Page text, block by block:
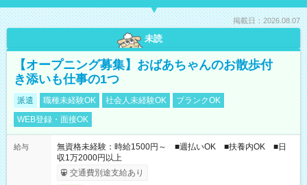
掲載日：2026.08.07
未読
【オープニング募集】おばあちゃんのお散歩付
き添いも仕事の1つ
派遣 職種未経験OK 社会人未経験OK
ブランクOK
WEB登録・面接OK
給与
無資格未経験：時給1500円～ ■週払いOK ■扶養内OK ■日
収1万2000円以上
交通費別途支給あり